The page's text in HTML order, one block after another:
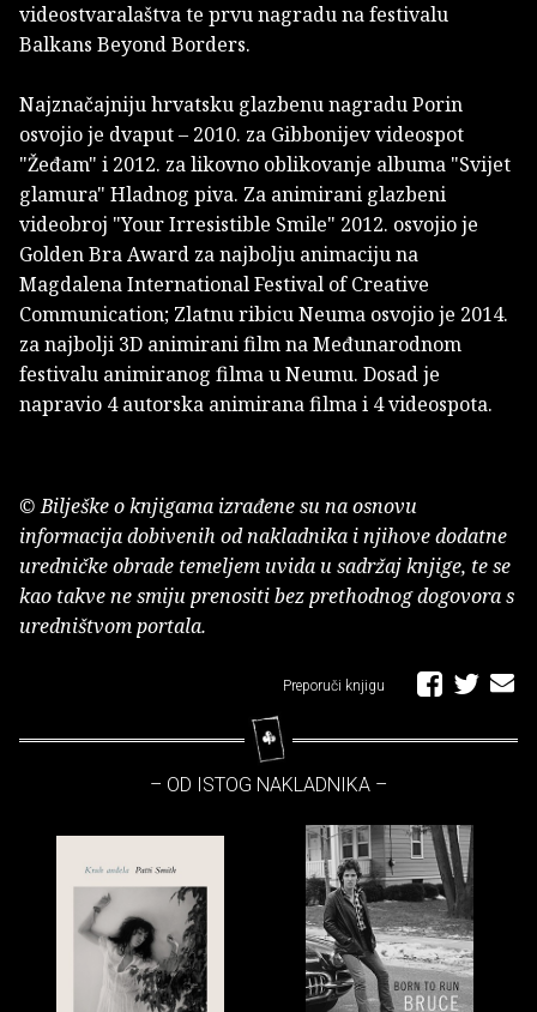
videostvaralaštva te prvu nagradu na festivalu
Balkans Beyond Borders.
Najznačajniju hrvatsku glazbenu nagradu Porin
osvojio je dvaput – 2010. za Gibbonijev videospot
"Žeđam" i 2012. za likovno oblikovanje albuma "Svijet
glamura" Hladnog piva. Za animirani glazbeni
videobroj "Your Irresistible Smile" 2012. osvojio je
Golden Bra Award za najbolju animaciju na
Magdalena International Festival of Creative
Communication; Zlatnu ribicu Neuma osvojio je 2014.
za najbolji 3D animirani film na Međunarodnom
festivalu animiranog filma u Neumu. Dosad je
napravio 4 autorska animirana filma i 4 videospota.
© Bilješke o knjigama izrađene su na osnovu
informacija dobivenih od nakladnika i njihove dodatne
uredničke obrade temeljem uvida u sadržaj knjige, te se
kao takve ne smiju prenositi bez prethodnog dogovora s
uredništvom portala.
Preporuči knjigu
– OD ISTOG NAKLADNIKA –